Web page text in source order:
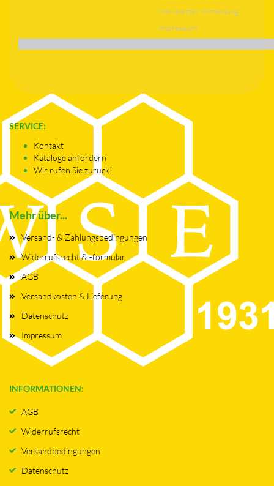
Newsletter Anmeldung
Impressum
SERVICE:
Kontakt
Kataloge anfordern
Wir rufen Sie zurück!
Mehr über...
Versand- & Zahlungsbedingungen
Widerrufsrecht & -formular
AGB
Versandkosten & Lieferung
Datenschutz
Impressum
INFORMATIONEN:
AGB
Widerrufsrecht
Versandbedingungen
Datenschutz